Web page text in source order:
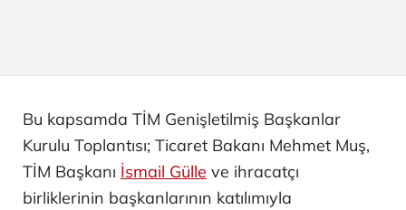
Bu kapsamda TİM Genişletilmiş Başkanlar
Kurulu Toplantısı; Ticaret Bakanı Mehmet Muş,
TİM Başkanı İsmail Gülle ve ihracatçı
birliklerinin başkanlarının katılımıyla